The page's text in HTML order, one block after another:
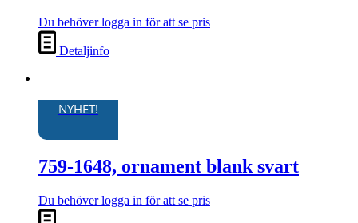
Du behöver logga in för att se pris
Detaljinfo
NYHET!
759-1648, ornament blank svart
Du behöver logga in för att se pris